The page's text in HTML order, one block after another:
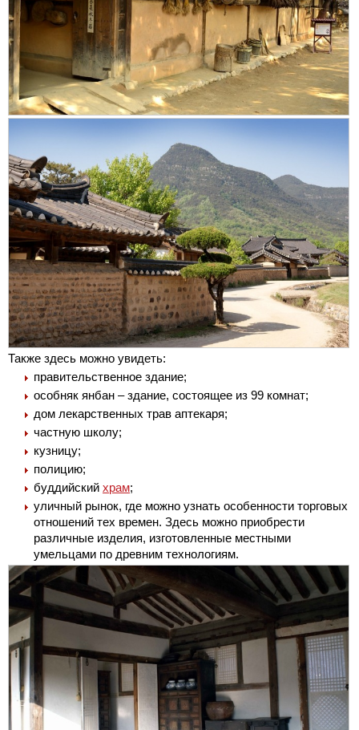
Также здесь можно увидеть:
правительственное здание;
особняк янбан – здание, состоящее из 99 комнат;
дом лекарственных трав аптекаря;
частную школу;
кузницу;
полицию;
буддийский храм;
уличный рынок, где можно узнать особенности торговых
отношений тех времен. Здесь можно приобрести
различные изделия, изготовленные местными
умельцами по древним технологиям.